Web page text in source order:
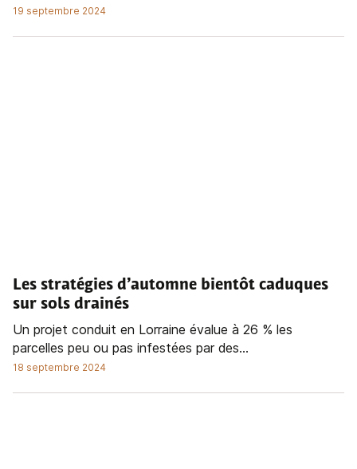
19 septembre 2024
Les stratégies d’automne bientôt caduques
sur sols drainés
Un projet conduit en Lorraine évalue à 26 % les
parcelles peu ou pas infestées par des...
18 septembre 2024